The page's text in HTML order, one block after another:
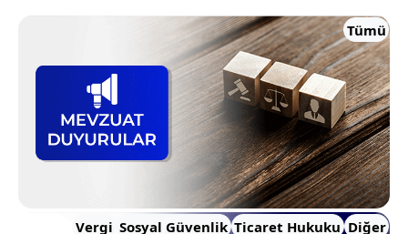
Tümü
Vergi Sosyal Güvenlik Ticaret Hukuku Diğer